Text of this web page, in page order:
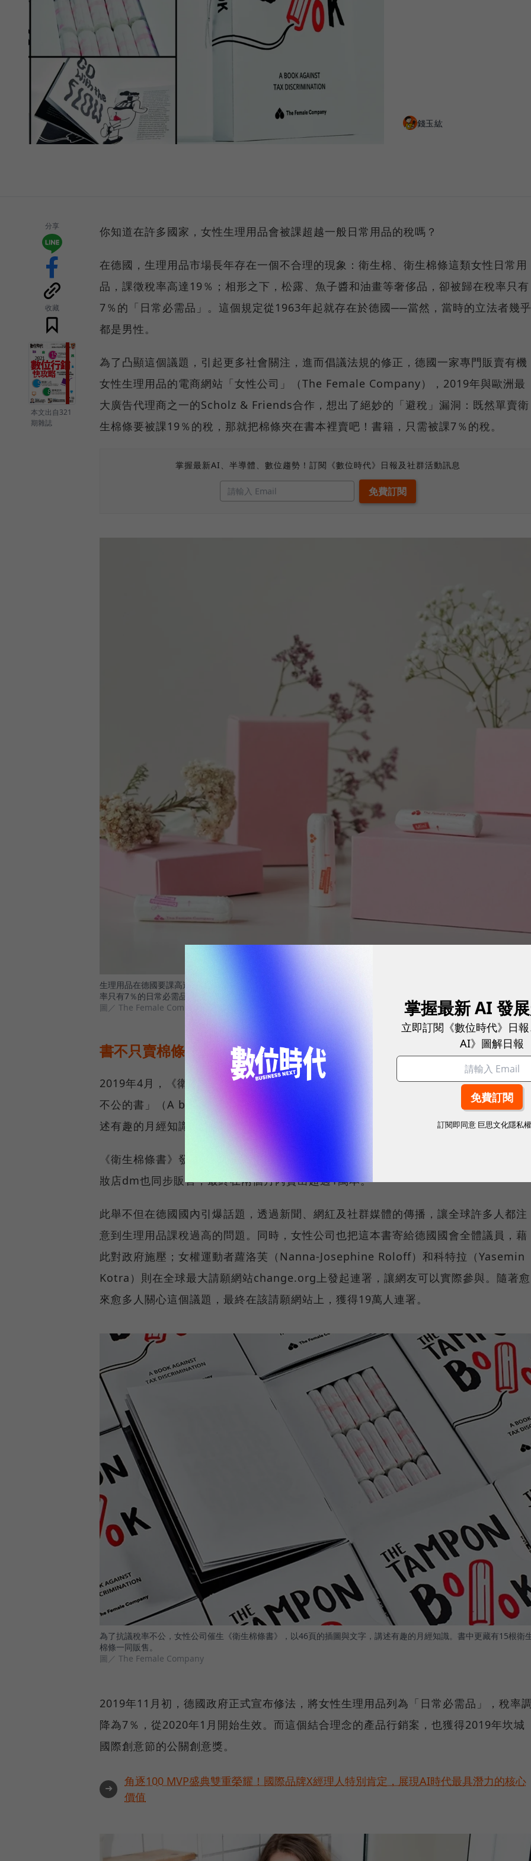
錢玉紘
分享
收藏
本文出自321
期雜誌
你知道在許多國家，女性生理用品會被課超越一般日常用品的稅嗎？
在德國，生理用品市場長年存在一個不合理的現象：衛生棉、衛生棉條這類女性日常用
品，課徵稅率高達19％；相形之下，松露、魚子醬和油畫等奢侈品，卻被歸在稅率只有
7％的「日常必需品」。這個規定從1963年起就存在於德國──當然，當時的立法者幾乎
都是男性。
為了凸顯這個議題，引起更多社會關注，進而倡議法規的修正，德國一家專門販賣有機
女性生理用品的電商網站「女性公司」（The Female Company），2019年與歐洲最
大廣告代理商之一的Scholz & Friends合作，想出了絕妙的「避稅」漏洞：既然單賣衛
生棉條要被課19％的稅，那就把棉條夾在書本裡賣吧！書籍，只需被課7％的稅。
掌握最新AI、半導體、數位趨勢！訂閱《數位時代》日報及社群活動訊息
生理用品在德國要課高達19％的稅，導致許多女性無法負擔，相形之下，松露、魚子醬和油畫等奢侈品，卻被歸類在
率只有7％的日常必需品。
圖／ The Female Company
書不只賣棉條，也傳達稅率不公怒吼
2019年4月，《衛生棉條書》（The Tampon Book）出版，副標題為「一本抗議稅率
不公的書」（A book against tax discrimination），裡面有46頁的插圖與文字，講
述有趣的月經知識。最重要的是，書中藏了15根衛生棉條一同販售。
《衛生棉條書》發行後，首刷第一天完售，第二刷一個禮拜內賣光，德國最大的連鎖藥
妝店dm也同步販售，最終在兩個月內賣出超過1萬本。
此舉不但在德國國內引爆話題，透過新聞、網紅及社群媒體的傳播，讓全球許多人都注
意到生理用品課稅過高的問題。同時，女性公司也把這本書寄給德國國會全體議員，藉
此對政府施壓；女權運動者蘿洛芙（Nanna-Josephine Roloff）和科特拉（Yasemin
Kotra）則在全球最大請願網站change.org上發起連署，讓網友可以實際參與。隨著愈
來愈多人關心這個議題，最終在該請願網站上，獲得19萬人連署。
為了抗議稅率不公，女性公司催生《衛生棉條書》，以46頁的插圖與文字，講述有趣的月經知識。書中更藏有15根衛
棉條一同販售。
圖／ The Female Company
2019年11月初，德國政府正式宣布修法，將女性生理用品列為「日常必需品」，稅率
降為7％，從2020年1月開始生效。而這個結合理念的產品行銷案，也獲得2019年坎城
國際創意節的公關創意獎。
➜
角逐100 MVP盛典雙重榮耀！國際品牌X經理人特別肯定，展現AI時代最具潛力的核心
價值
掌握最新 AI 發
立即訂閱《數位時代》日
AI》圖解日報
訂閱即同意 巨思文化隱私